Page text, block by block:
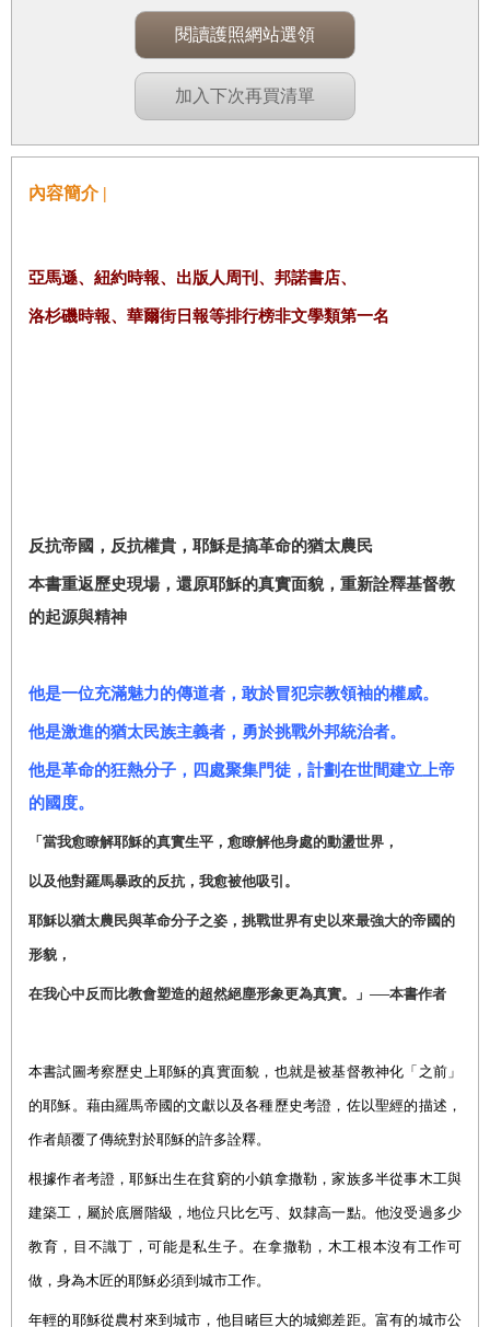
閱讀護照網站選領
加入下次再買清單
內容簡介 |
亞馬遜、紐約時報、出版人周刊、邦諾書店、
洛杉磯時報、華爾街日報等排行榜非文學類第一名
反抗帝國，反抗權貴，耶穌是搞革命的猶太農民
本書重返歷史現場，還原耶穌的真實面貌，重新詮釋基督教
的起源與精神
他是一位充滿魅力的傳道者，敢於冒犯宗教領袖的權威。
他是激進的猶太民族主義者，勇於挑戰外邦統治者。
他是革命的狂熱分子，四處聚集門徒，計劃在世間建立上帝
的國度。
「當我愈瞭解耶穌的真實生平，愈瞭解他身處的動盪世界，
以及他對羅馬暴政的反抗，我愈被他吸引。
耶穌以猶太農民與革命分子之姿，挑戰世界有史以來最強大的帝國的
形貌，
在我心中反而比教會塑造的超然絕塵形象更為真實。」──本書作者
本書試圖考察歷史上耶穌的真實面貌，也就是被基督教神化「之前」
的耶穌。藉由羅馬帝國的文獻以及各種歷史考證，佐以聖經的描述，
作者顛覆了傳統對於耶穌的許多詮釋。
根據作者考證，耶穌出生在貧窮的小鎮拿撒勒，家族多半從事木工與
建築工，屬於底層階級，地位只比乞丐、奴隸高一點。他沒受過多少
教育，目不識丁，可能是私生子。在拿撒勒，木工根本沒有工作可
做，身為木匠的耶穌必須到城市工作。
年輕的耶穌從農村來到城市，他目睹巨大的城鄉差距。富有的城市公